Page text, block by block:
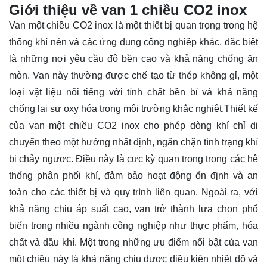
Giới thiệu về van 1 chiều CO2 inox
Van một chiều CO2 inox là một thiết bị quan trọng trong hệ
thống khí nén và các ứng dụng công nghiệp khác, đặc biệt
là những nơi yêu cầu độ bền cao và khả năng chống ăn
mòn. Van này thường được chế tạo từ thép không gỉ, một
loại vật liệu nổi tiếng với tính chất bền bỉ và khả năng
chống lại sự oxy hóa trong môi trường khắc nghiệt.Thiết kế
của van một chiều CO2 inox cho phép dòng khí chỉ di
chuyển theo một hướng nhất định, ngăn chặn tình trạng khí
bị chảy ngược. Điều này là cực kỳ quan trọng trong các hệ
thống phân phối khí, đảm bảo hoạt động ổn định và an
toàn cho các thiết bị và quy trình liên quan. Ngoài ra, với
khả năng chịu áp suất cao, van trở thành lựa chọn phổ
biến trong nhiều ngành công nghiệp như thực phẩm, hóa
chất và dầu khí. Một trong những ưu điểm nổi bật của van
một chiều này là khả năng chịu được điều kiện nhiệt độ và